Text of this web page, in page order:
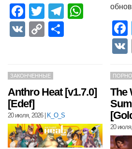
Facebook
TwitterTelegram
VK Copy
ЗАКОНЧЕННЫЕ
Anthro Heat [v1.7.0]
[Edef]
20 июля, 2026| K_O_S
The
20